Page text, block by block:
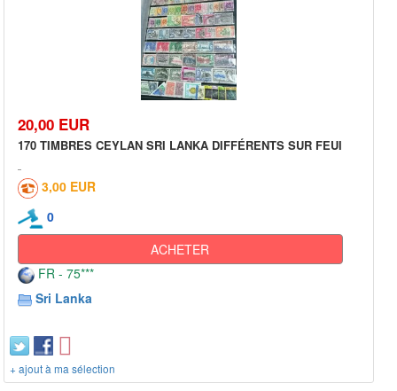
20,00 EUR
170 TIMBRES CEYLAN SRI LANKA DIFFÉRENTS SUR FEUI
3,00 EUR
0
ACHETER
FR - 75***
Sri Lanka
+ ajout à ma sélection